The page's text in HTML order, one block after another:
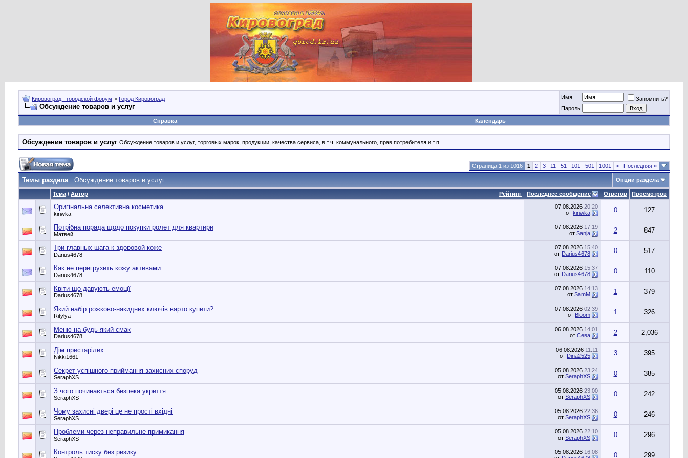
Кировоград - городской форум > Город Кировоград
Обсуждение товаров и услуг
Имя
Запомнить?
Пароль
Справка
Календарь
Обсуждение товаров и услуг Обсуждение товаров и услуг, торговых марок, продукции, качества сервиса, в т.ч. коммунального, прав потребителя и т.п.
Страница 1 из 1016 1 2 3 11 51 101 501 1001 > Последняя »
Темы раздела: Обсуждение товаров и услуг Опции раздела
Рейтинг
Тема / Автор Последнее сообщение Ответов Просмотров
Оригінальна селективна косметика
kiriwka
07.08.2026 20:20
от kiriwka 0 127
Потрібна порада щодо покупки ролет для квартири
Матвей
07.08.2026 17:19
от Sanja 2 847
Три главных шага к здоровой коже
Darius4678
07.08.2026 15:40
от Darius4678 0 517
Как не перегрузить кожу активами
Darius4678
07.08.2026 15:37
от Darius4678 0 110
Квіти що дарують емоції
Darius4678
07.08.2026 14:13
от SamM 1 379
Який набір рожково-накидних ключів варто купити?
Ritylya
07.08.2026 02:39
от Bloom 1 326
Меню на будь-який смак
Darius4678
06.08.2026 14:01
от Сева 2 2,036
Дім пристарілих
Nikki1661
06.08.2026 11:11
от Dina2525 3 395
Секрет успішного приймання захисних споруд
SeraphXS
05.08.2026 23:24
от SeraphXS 0 385
З чого починається безпека укриття
SeraphXS
05.08.2026 23:00
от SeraphXS 0 242
Чому захисні двері це не прості вхідні
SeraphXS
05.08.2026 22:36
от SeraphXS 0 246
Проблеми через неправильне примикання
SeraphXS
05.08.2026 22:10
от SeraphXS 0 296
Контроль тиску без ризику 05.08.2026 16:08
0 299